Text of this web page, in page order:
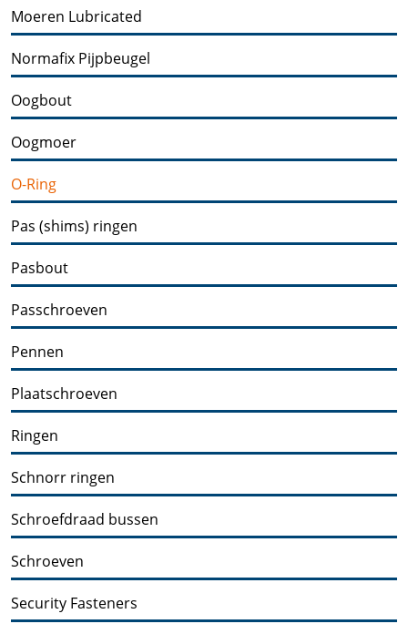
Moeren Lubricated
Normafix Pijpbeugel
Oogbout
Oogmoer
O-Ring
Pas (shims) ringen
Pasbout
Passchroeven
Pennen
Plaatschroeven
Ringen
Schnorr ringen
Schroefdraad bussen
Schroeven
Security Fasteners